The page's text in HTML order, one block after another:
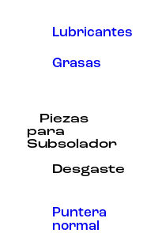
Lubricantes
Grasas
Piezas
para
Subsolador
Desgaste
Puntera
normal